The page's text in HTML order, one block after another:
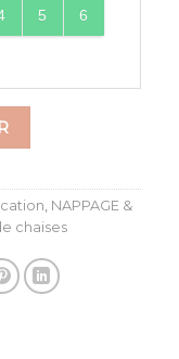
5 6
NAPPAGE &
chaises